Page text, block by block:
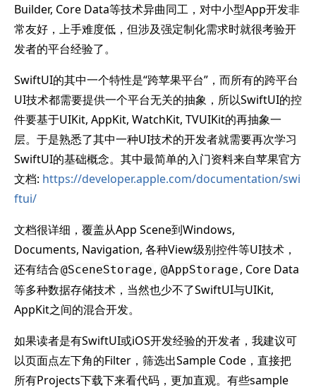
Builder, Core Data等技术异曲同工，对中小型App开发非
常友好，上手难度低，但涉及强定制化需求时就很考验开
发者的平台经验了。
SwiftUI的其中一个特性是“跨苹果平台”，而所有的跨平台
UI技术都需要提供一个平台无关的抽象，所以SwiftUI的控
件要基于UIKit, AppKit, WatchKit, TVUIKit的再抽象一
层。于是熟悉了其中一种UI技术的开发者就需要再次学习
SwiftUI的基础概念。其中最简单的入门资料来自苹果官方
文档: https://developer.apple.com/documentation/swi
ftui/
文档很详细，覆盖从App Scene到Windows,
Documents, Navigation, 各种View级别控件等UI技术，
还有结合@SceneStorage , @AppStorage , Core Data
等多种数据存储技术，当然也少不了SwiftUI与UIKit,
AppKit之间的混合开发。
如果读者是有SwiftUI或iOS开发经验的开发者，我建议可
以页面点左下角的Filter，筛选出Sample Code，直接把
所有Projects下载下来看代码，更加直观。有些sample